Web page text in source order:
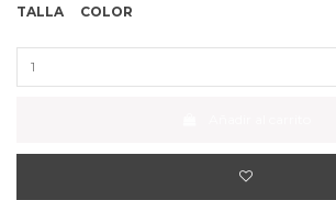
TALLA COLOR